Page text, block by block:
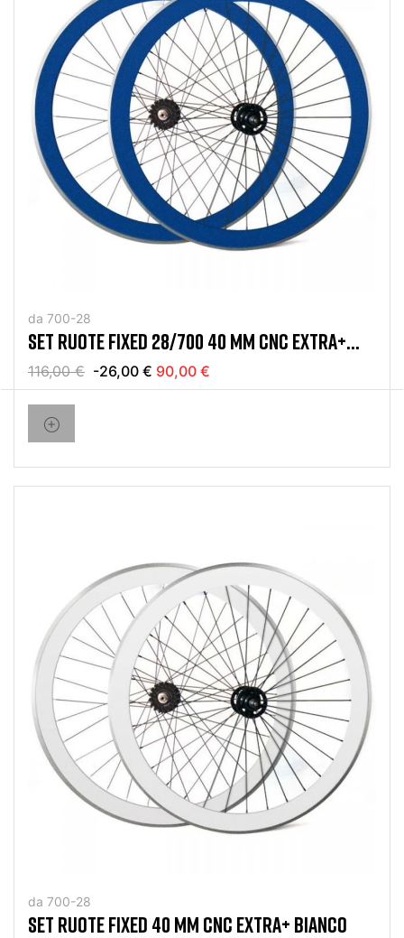
da 700-28
SET RUOTE FIXED 28/700 40 MM CNC EXTRA+
BLU
116,00 € -26,00 € 90,00 €
da 700-28
SET RUOTE FIXED 40 MM CNC EXTRA+ BIANCO